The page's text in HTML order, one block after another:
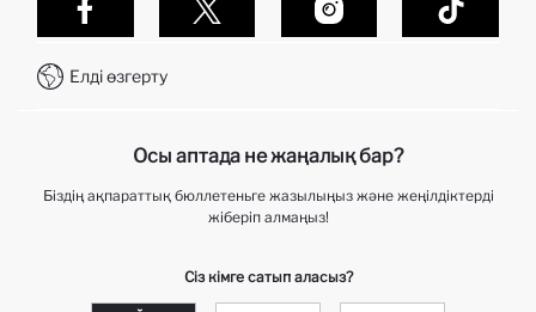
Дефакто-да сатып алулар қалай жасалынады?
тапсырысты қадағалау
Тапсырысты қалай қайтаруға болады?
Байланыс
Байланыс орталығы +7 727 338 24 60
Елді өзгерту
Осы аптада не жаңалық бар?
Біздің ақпараттық бюллетеньге жазылыңыз және жеңілдіктерді
жіберіп алмаңыз!
Сіз кімге сатып аласыз?